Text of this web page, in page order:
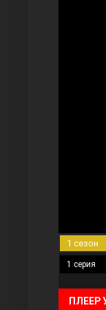
1 сезон
1 серия
ПЛЕЕР